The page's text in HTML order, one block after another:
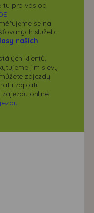
tu pro vás od
se na
služeb.
našich
klientů,
jim slevy
zájezdy
i zaplatit
zájezdu online